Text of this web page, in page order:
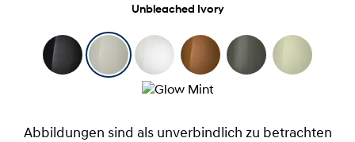
Unbleached Ivory
Abbildungen sind als unverbindlich zu betrachten